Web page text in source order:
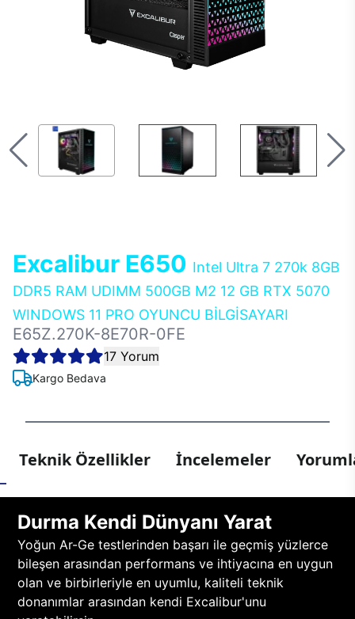
Excalibur E650 Intel Ultra 7 270k 8GB
DDR5 RAM UDIMM 500GB M2 12 GB RTX 5070
WINDOWS 11 PRO OYUNCU BİLGİSAYARI
E65Z.270K-8E70R-0FE
17 Yorum
Kargo Bedava
Teknik Özellikler İncelemeler
Durma Kendi Dünyanı Yarat
Yoğun Ar-Ge testlerinden başarı ile geçmiş yüzlerce
bileşen arasından performans ve ihtiyacına en uygun
olan ve birbirleriyle en uyumlu, kaliteli teknik
donanımlar arasından kendi Excalibur'unu